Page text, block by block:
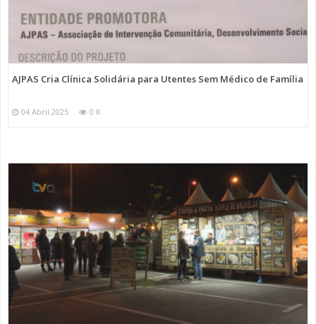
AJPAS Cria Clínica Solidária para Utentes Sem Médico de Família
04 Abril 2025 0 K